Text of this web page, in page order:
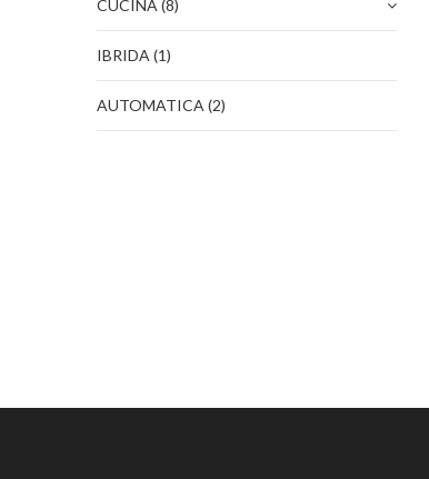
CUCINA (8)
IBRIDA (1)
AUTOMATICA (2)